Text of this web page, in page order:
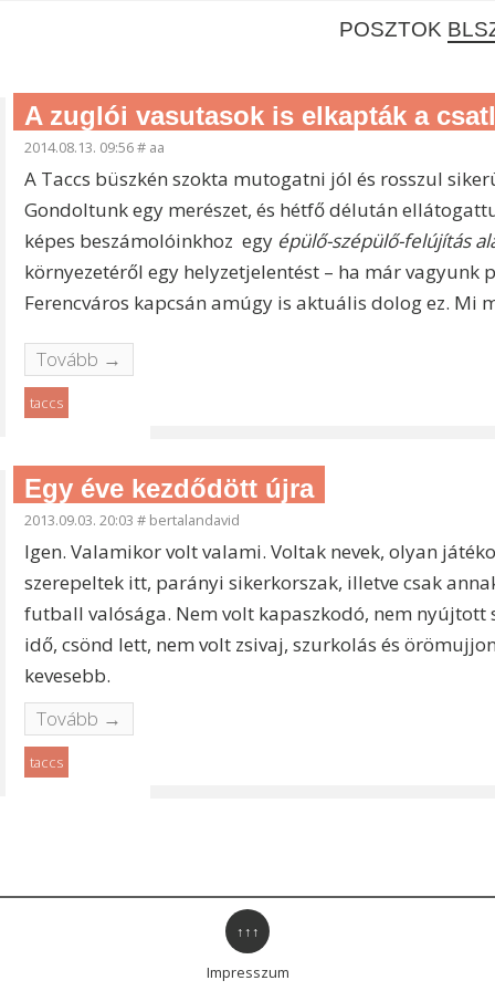
POSZTOK
A zuglói vasutasok is elkapták a
2014.08.13. 09:56# aa
A Taccs büszkén szokta mutogatni jól és rosszul
Gondoltunk egy merészet, és hétfő délután
képes beszámolóinkhoz egy épülő-szépülő-felújítás
környezetéről egy helyzetjelentést – ha már vagyunk
Ferencváros kapcsán amúgy is aktuális dolog ez. Mi
Tovább →
taccs
Egy éve kezdődött újra
2013.09.03. 20:03 # bertalandavid
Igen. Valamikor volt valami. Voltak nevek, olyan
szerepeltek itt, parányi sikerkorszak, illetve csak
futball valósága. Nem volt kapaszkodó, nem
idő, csönd lett, nem volt zsivaj, szurkolás és
kevesebb.
Tovább →
taccs
↑↑↑
Impresszum